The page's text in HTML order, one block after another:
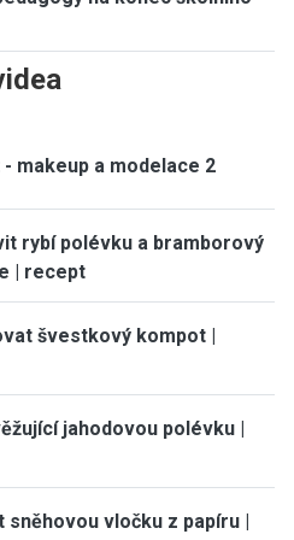
makeup a modelace 2
rybí polévku a bramborový
| recept
švestkový kompot |
jahodovou polévku |
sněhovou vločku z papíru |